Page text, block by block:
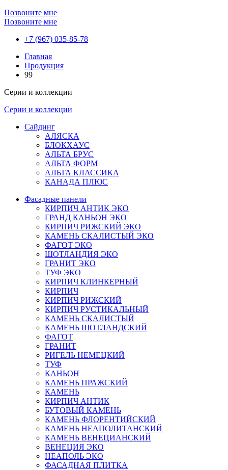
Позвоните мне
Позвоните мне
+7 (967) 035-85-78
Главная
Продукция
99
Серии и коллекции
Серии и коллекции
Сайдинг
АЛЯСКА
БЛОКХАУС
АЛЬТА БРУС
АЛЬТА ФОРМ
АЛЬТА КЛАССИКА
КАНАДА ПЛЮС
Фасадные панели
КИРПИЧ АНТИК ЭКО
ГРАНД КАНЬОН ЭКО
КИРПИЧ РИЖСКИЙ ЭКО
КАМЕНЬ СКАЛИСТЫЙ ЭКО
ФАГОТ ЭКО
ШОТЛАНДИЯ ЭКО
ГРАНИТ ЭКО
ТУФ ЭКО
КИРПИЧ КЛИНКЕРНЫЙ
КИРПИЧ
КИРПИЧ РИЖСКИЙ
КИРПИЧ РУСТИКАЛЬНЫЙ
КАМЕНЬ СКАЛИСТЫЙ
КАМЕНЬ ШОТЛАНДСКИЙ
ФАГОТ
ГРАНИТ
РИГЕЛЬ НЕМЕЦКИЙ
ТУФ
КАНЬОН
КАМЕНЬ ПРАЖСКИЙ
КАМЕНЬ
КИРПИЧ АНТИК
БУТОВЫЙ КАМЕНЬ
КАМЕНЬ ФЛОРЕНТИЙСКИЙ
КАМЕНЬ НЕАПОЛИТАНСКИЙ
КАМЕНЬ ВЕНЕЦИАНСКИЙ
ВЕНЕЦИЯ ЭКО
НЕАПОЛЬ ЭКО
ФАСАДНАЯ ПЛИТКА